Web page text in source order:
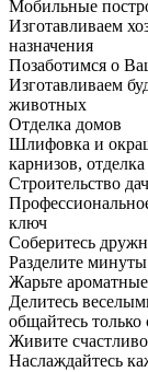
Мобильные
Изготавливаем
назначения
Позаботимся о
Изготавливаем
животных
Отделка домов
Шлифовка и
карнизов,
Строительство
ключ
Соберитесь
Разделите
Жарьте
Делитесь
общайтесь
Живите
Наслаждайтесь